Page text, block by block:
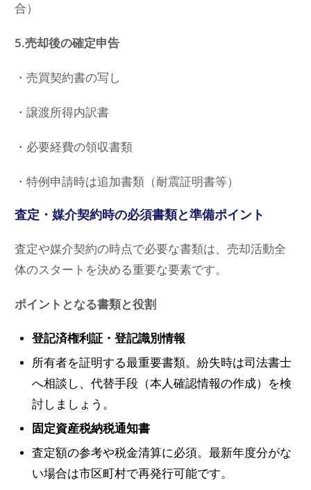
合）
5.売却後の確定申告
・売買契約書の写し
・譲渡所得内訳書
・必要経費の領収書類
・特例申請時は追加書類（耐震証明書等）
査定・媒介契約時の必須書類と準備ポイント
査定や媒介契約の時点で必要な書類は、売却活動全
体のスタートを決める重要な要素です。
ポイントとなる書類と役割
登記済権利証・登記識別情報
所有者を証明する最重要書類。紛失時は司法書士
へ相談し、代替手段（本人確認情報の作成）を検
討しましょう。
固定資産税納税通知書
査定額の参考や税金清算に必須。最新年度分がな
い場合は市区町村で再発行可能です。